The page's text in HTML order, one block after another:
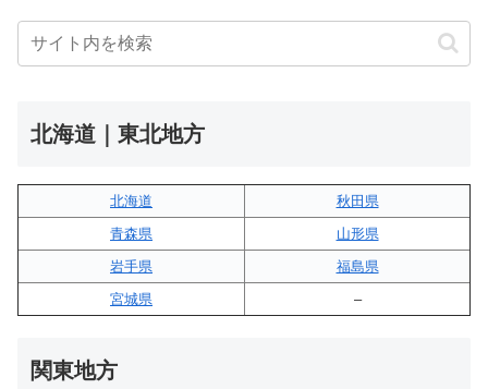
北海道｜東北地方
北海道
秋田県
青森県
山形県
岩手県
福島県
宮城県
–
関東地方